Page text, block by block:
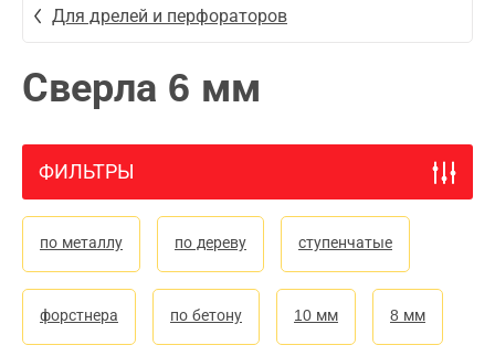
Для дрелей и перфораторов
Сверла 6 мм
ФИЛЬТРЫ
по металлу по дереву ступенчатые
форстнера по бетону 10 мм 8 мм